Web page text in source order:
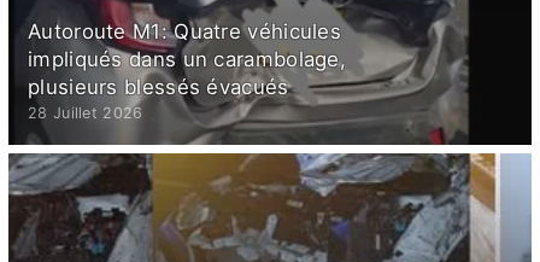
Autoroute M1: Quatre véhicules
impliqués dans un carambolage,
plusieurs blessés évacués
28 Juillet 2026